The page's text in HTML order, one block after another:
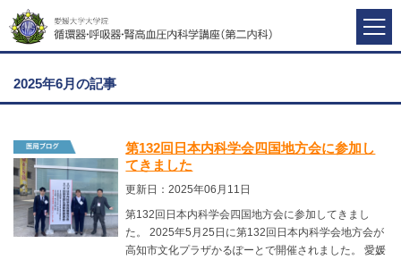
2025年6月の記事
第132回日本内科学会四国地方会に参加し
てきました
更新日：2025年06月11日
第132回日本内科学会四国地方会に参加してきまし
た。 2025年5月25日に第132回日本内科学会地方会が
高知市文化プラザかるぽーとで開催されました。 愛媛